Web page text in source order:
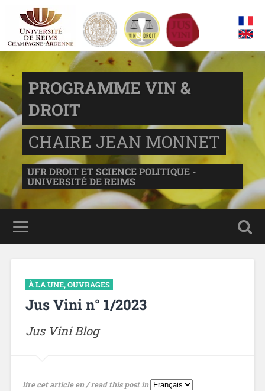
PROGRAMME VIN &
DROIT
CHAIRE JEAN MONNET
UFR DROIT ET SCIENCE POLITIQUE -
UNIVERSITÉ DE REIMS
À LA UNE,OUVRAGES
Jus Vini n° 1/2023
Jus Vini Blog
lire cet article en / read this post in